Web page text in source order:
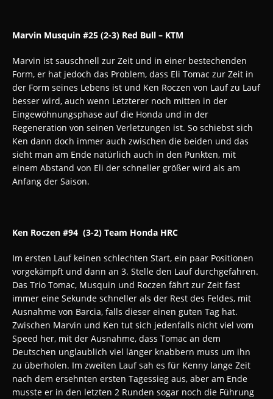
Marvin Musquin #25 (2-3) Red Bull – KTM
Marvin ist sauschnell zur Zeit und in einer bestechenden
Form, er hat jedoch das Problem, dass Eli Tomac zur Zeit in
der Form seines Lebens ist und Ken Roczen von Lauf zu Lauf
besser wird, auch wenn Letzterer noch mitten in der
Eingewöhnungsphase auf die Honda und in der
Regeneration von seinen Verletzungen ist. So schiebst sich
Ken dann doch immer auch zwischen die beiden und das
sieht man am Ende natürlich auch in den Punkten, mit
einem Abstand von Eli der schneller größer wird als am
Anfang der Saison.
Ken Roczen #94 (3-2) Team Honda HRC
Im ersten Lauf keinen schlechten Start, ein paar Positionen
vorgekämpft und dann an 3. Stelle den Lauf durchgefahren.
Das Trio Tomac, Musquin und Roczen fährt zur Zeit fast
immer eine Sekunde schneller als der Rest des Feldes, mit
Ausnahme von Barcia, falls dieser einen guten Tag hat.
Zwischen Marvin und Ken tut sich jedenfalls nicht viel vom
Speed her, mit der Ausnahme, dass Tomac an dem
Deutschen unglaublich viel länger knabbern muss um ihn
zu überholen. Im zweiten Lauf sah es für Kenny lange Zeit
nach dem ersehnten ersten Tagessieg aus, aber am Ende
musste er in den letzten 2 Runden sogar noch die Führung